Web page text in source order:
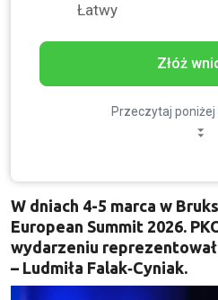
Łatwy
Złóż
Przeczytaj
W dniach 4-5 marca w
European Summit 2026.
wydarzeniu
– Ludmiła Falak‑Cyniak.